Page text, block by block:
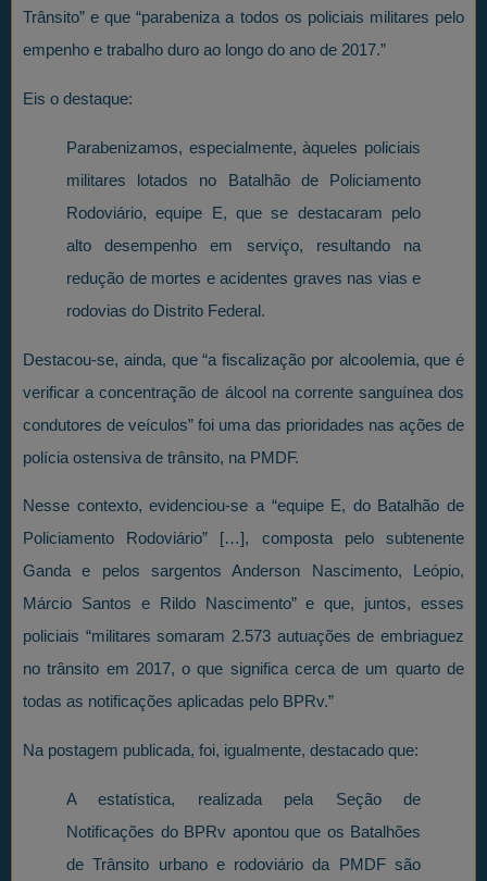
Trânsito” e que “parabeniza a todos os policiais militares pelo
empenho e trabalho duro ao longo do ano de 2017.”
Eis o destaque:
Parabenizamos, especialmente, àqueles policiais
militares lotados no Batalhão de Policiamento
Rodoviário, equipe E, que se destacaram pelo
alto desempenho em serviço, resultando na
redução de mortes e acidentes graves nas vias e
rodovias do Distrito Federal.
Destacou-se, ainda, que “a fiscalização por alcoolemia, que é
verificar a concentração de álcool na corrente sanguínea dos
condutores de veículos” foi uma das prioridades nas ações de
polícia ostensiva de trânsito, na PMDF.
Nesse contexto, evidenciou-se a “equipe E, do Batalhão de
Policiamento Rodoviário” […], composta pelo subtenente
Ganda e pelos sargentos Anderson Nascimento, Leópio,
Márcio Santos e Rildo Nascimento” e que, juntos, esses
policiais “militares somaram 2.573 autuações de embriaguez
no trânsito em 2017, o que significa cerca de um quarto de
todas as notificações aplicadas pelo BPRv.”
Na postagem publicada, foi, igualmente, destacado que:
A estatística, realizada pela Seção de
Notificações do BPRv apontou que os Batalhões
de Trânsito urbano e rodoviário da PMDF são